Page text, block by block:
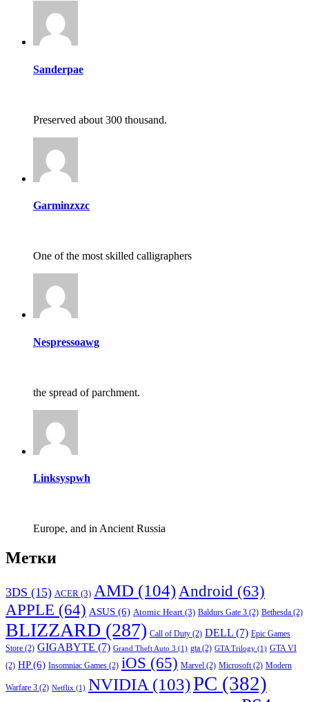
Sanderpae
Preserved about 300 thousand.
Garminzxzc
One of the most skilled calligraphers
Nespressoawg
the spread of parchment.
Linksyspwh
Europe, and in Ancient Russia
Метки
3DS (15) ACER (3) AMD (104)Android (63)
APPLE (64) ASUS (6) Atomic Heart (3) Baldurs Gate 3 (2) Bethesda (2)
BLIZZARD (287) Call of Duty (2) DELL (7) Epic Games
Store (2) GIGABYTE (7) Grand Theft Auto 3 (1) gta (2) GTA Trilogy (1) GTA VI
(2) HP(6) Insomniac Games (2) iOS (65) Marvel (2) Microsoft(2) Modern
Warfare 3 (2) Netflix (1) NVIDIA (103)PC (382)